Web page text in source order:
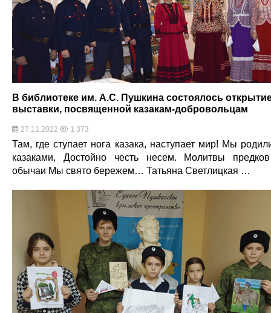
В библиотеке им. А.С. Пушкина состоялось
выставки, посвященной казакам-добровольцам
27.11.2022 1 373
Там, где ступает нога казака, наступает мир! Мы
казаками, Достойно честь несем. Молитвы
обычаи Мы свято бережем… Татьяна Светлицкая …